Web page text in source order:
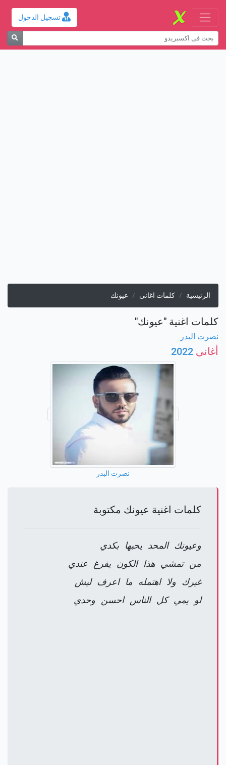
تسجيل الدخول
الرئيسية كلمات اغانى عيونك
كلمات اغنية "عيونك"
نصرت البدر
أغانى
نصرت البدر
كلمات اغنية عيونك مكتوبة
وعيونك المحد يحبها بكدي
من تمشي هذا الكون يفرغ عندي
غيرك ولا اهتمله ما اعرف ليش
لو يمي كل الناس احسن وحدي